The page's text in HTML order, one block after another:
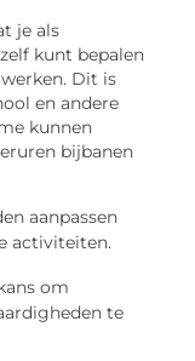
je als
kunt bepalen
Dit is
en andere
kunnen
bijbanen
aanpassen
activiteiten.
om
te